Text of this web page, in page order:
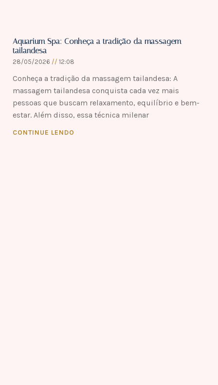
Aquarium Spa: Conheça a tradição da massagem
tailandesa
28/05/2026 12:08
Conheça a tradição da massagem tailandesa: A
massagem tailandesa conquista cada vez mais
pessoas que buscam relaxamento, equilíbrio e bem-
estar. Além disso, essa técnica milenar
CONTINUE LENDO